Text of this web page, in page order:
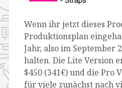
Wenn ihr jetzt dieses
Produktionsplan
Jahr, also im September
halten. Die Lite Version
$450 (341€) und die Pro
für viele zunächst nach